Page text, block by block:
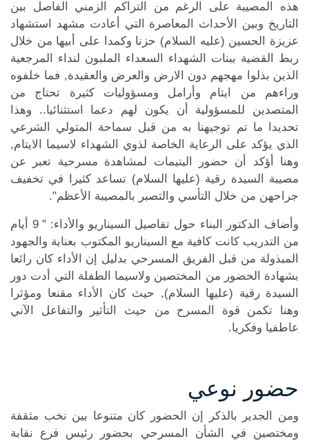
هذه المصيبة على الرغم من التراكم الزمني الفاصل بين
التاريخ وبين الأحداث المعاصرة التي أعادت مشهد استشهاد
عزيزة الحسين (عليه السلام) حزنا وكمدا على أبيها من خلال
ربط القضية ببنات الشهداء السعداء الملبون لنداء المرجعية
الذين بذلوا مهجهم دون الارض والعرض والعقيدة, فما خلفوه
وراءهم من ايتام وأرامل ومسؤوليات كثيرة تحتاج من
المتصدين للمسؤولية أن يكون لهم دعما استثنائيا.. وهذا
تحديدا ما تم توجيهنا به من قبل سماحة المتولي الشرعي
الذي يؤكد على الرعاية الخاصة لذوي الشهداء لاسيما الايتام,
وهنا أؤكد أن حضور اليتيمات لمشاهدة مسرحية تعبر عن
مصيبة السيدة رقية (عليها السلام) تساعد كثيرا في تخفيف
جراحهن من خلال التأسي والتصبر بالمصيبة الأعظم".
وأضاف الدكتور البناء حول تفاصيل السيناريو والأداء: " 9 أيام
من التدريب كانت كافية مع السيناريو المكتوب بعناية والجهود
المبذولة من قبل الفريق المسرحي بدليل إن الأداء كان رائعا
بشهادة الحضور من المختصين ولاسيما الطفلة التي أدت دور
السيدة رقية (عليها السلام), حيث كان الأداء مقنعا ومؤثرا
وهنا تكمن قوة المسرح من حيث التأثير والتفاعل الآني
عاطفيا وفكريا.
حضور نوعي
ومن الجدير بالذكر إن الحضور كان متنوعا بين نخب مثقفة
ومختصين في الشأن المسرحي بحضور رئيس فرع نقابة